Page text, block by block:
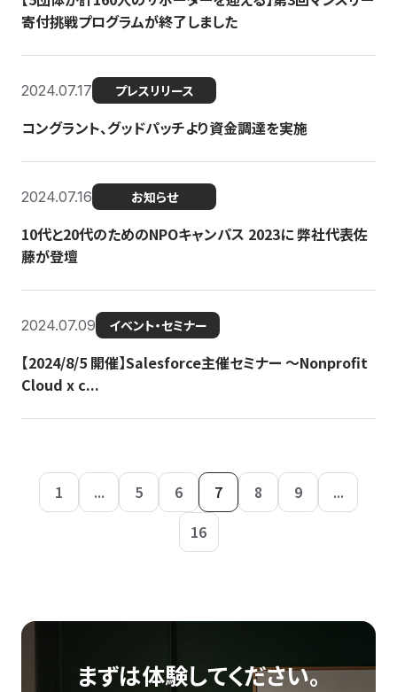
寄付挑戦プログラムが終了しました
2024.07.17 プレスリリース
コングラント、グッドパッチより資金調達を実施
2024.07.16 お知らせ
10代と20代のためのNPOキャンパス 2023に 弊社代表佐
藤が登壇
2024.07.09 イベント・セミナー
【2024/8/5 開催】Salesforce主催セミナー 〜Nonprofit
Cloud x c...
1 ... 5 6 7 8 9
...
16
まずは体験してください。